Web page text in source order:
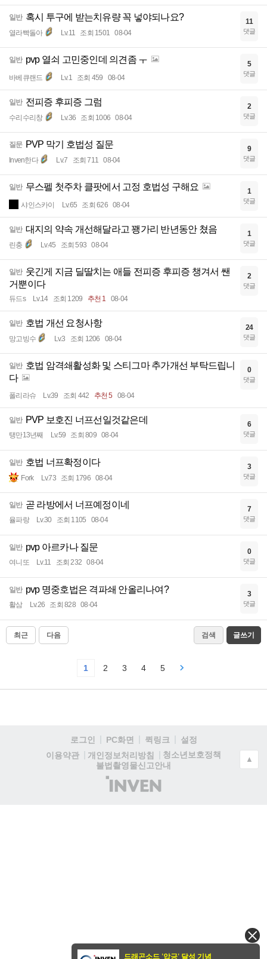
일반 혹시 투구에 받는치유량 꼭 넣야되나요?
열라빡돌아 Lv.11 조회 1501 08-04
11
댓글
일반 pvp 열쇠 고민중인데 의견좀 ㅜ
바베큐랜드 Lv.1 조회 459 08-04
5
댓글
일반 전피증 후피증 그럼
수리수리창 Lv.36 조회 1006 08-04
2
댓글
질문 PVP 막기 호법성 질문
Inven한다 Lv.7 조회 711 08-04
9
댓글
일반 무스펠 첫주차 클팟에서 고정 호법성 구해요
샤인스카이 Lv.65 조회 626 08-04
1
댓글
일반 대지의 약속 개선해달라고 꽹가리 반년동안 쳤음
린충 Lv.45 조회 593 08-04
1
댓글
일반 웃긴게 지금 딜딸치는 애들 전피증 후피증 챙겨서 쌘
거뿐이다
듀드s Lv.14 조회 1209 추천 1 08-04
2
댓글
일반 호법 개선 요청사항
망고빙수 Lv.3 조회 1206 08-04
24
댓글
일반 호법 암격쇄활성화 및 스티그마 추가개선 부탁드립니
다
폴리라슈 Lv.39 조회 442 추천 5 08-04
0
댓글
일반 PVP 보호진 너프선일것같은데
탱만13년째 Lv.59 조회 809 08-04
6
댓글
일반 호법 너프확정이다
Fork Lv.73 조회 1796 08-04
3
댓글
일반 곧 라방에서 너프예정이네
율파랑 Lv.30 조회 1105 08-04
7
댓글
일반 pvp 아르카나 질문
여니또 Lv.11 조회 232 08-04
0
댓글
일반 pvp 명중호법은 격파쇄 안올리나여?
활삼 Lv.26 조회 828 08-04
3
댓글
최근 다음 검색 글쓰기
1 2 3 4 5
로그인 PC화면 퀵링크
설정
이용약관
개인정보처리방침
청소년보호정책
불법촬영물신고안내
(주)
인
▲
드래곤소드 '압긍' 달성 기념